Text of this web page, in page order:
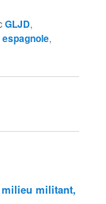
GLJD,
,
milieu militant,